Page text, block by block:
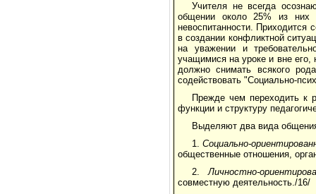
Учителя не всегда
общении около 25% из них
невоспитанности. Приходится
в создании конфликтной
на уважении и
учащимися на уроке и вне его,
должно снимать всякого
содействовать "Социально-
Прежде чем переходить к
функции и структуру
Выделяют два вида
1.Социально-
общественные отношения,
2.Личностно-
совместную деятельность./16/